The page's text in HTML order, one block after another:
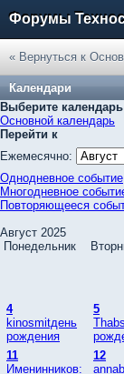
Форумы
« Вернуться к
Календари
Выберите календарь
Основной календарь
Перейти к
Ежемесячно:
Однодневное событие
Многодневное
Повторяющееся
Август 2025
Понедельник
4
kinosmitдень
рождения
5
11
Именинников:
12